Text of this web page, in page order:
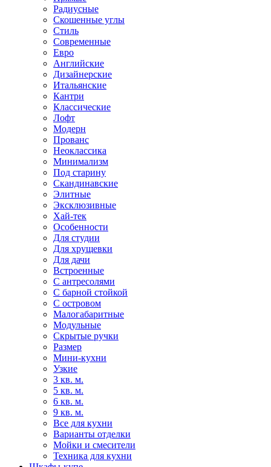
Радиусные
Скошенные углы
Стиль
Современные
Евро
Английские
Дизайнерские
Итальянские
Кантри
Классические
Лофт
Модерн
Прованс
Неоклассика
Минимализм
Под старину
Скандинавские
Элитные
Эксклюзивные
Хай-тек
Особенности
Для студии
Для хрущевки
Для дачи
Встроенные
С антресолями
С барной стойкой
С островом
Малогабаритные
Модульные
Скрытые ручки
Размер
Мини-кухни
Узкие
3 кв. м.
5 кв. м.
6 кв. м.
9 кв. м.
Все для кухни
Варианты отделки
Мойки и смесители
Техника для кухни